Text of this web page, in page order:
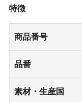
特徴
商品番号
品番
素材・生産国